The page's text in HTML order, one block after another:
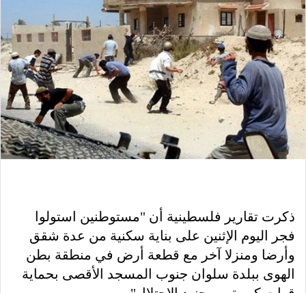
ذكرت تقارير فلسطينية أن "مستوطنين استولوا
فجر اليوم الإثنين على بناية سكنية من عدة شقق
وأرضا ومنزلا آخر مع قطعة أرض في منطقة بطن
الهوى ببلدة سلوان جنوب المسجد الأقصى بحماية